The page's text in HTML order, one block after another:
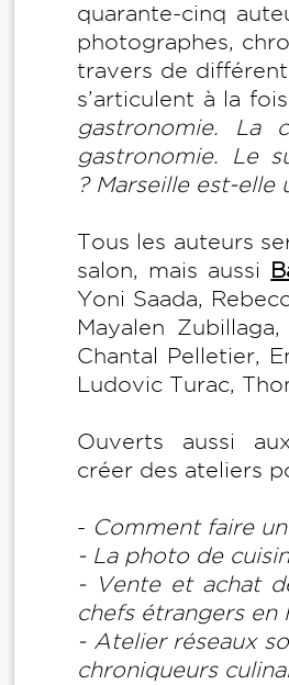
quarante-cinq
photographes,
travers de
s’articulent à la
gastronomie. La
gastronomie. Le
? Marseille est-elle
Tous les auteurs
salon, mais aussi
Yoni Saada,
Mayalen
Chantal Pelletier,
Ludovic Turac,
Ouverts aussi
créer des ateliers
- Comment faire
- La photo de
- Vente et achat
chefs étrangers en
- Atelier réseaux
chroniqueurs